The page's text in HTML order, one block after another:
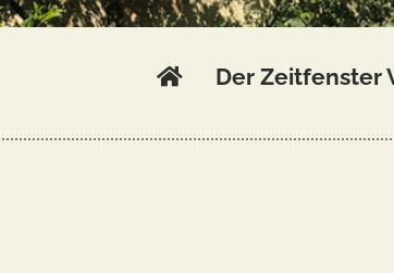
Der Zeitfenster